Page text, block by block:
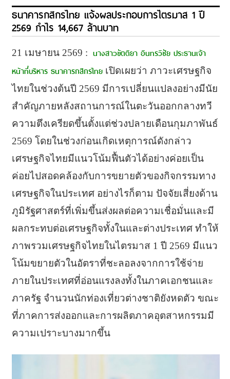
ธนาคารกสิกรไทย แจ้งผลประกอบการไตรมาส 1 ปี
2569 กำไร 14,667 ล้านบาท
21 เมษายน 2569 : นางสาวขัตติยา อินทรวิชัย ประธานเจ้า
หน้าที่บริหาร ธนาคารกสิกรไทยเปิดเผยว่า ภาวะเศรษฐกิจ
ไทยในช่วงต้นปี 2569 มีการเปลี่ยนแปลงอย่างมีนัย
สำคัญภายหลังสถานการณ์ในตะวันออกกลางทวี
ความตึงเครียดขึ้นตั้งแต่ช่วงปลายเดือนกุมภาพันธ์
2569 โดยในช่วงก่อนเกิดเหตุการณ์ดังกล่าว
เศรษฐกิจไทยมีแนวโน้มฟื้นตัวได้อย่างค่อยเป็น
ค่อยไปสอดคล้องกับการขยายตัวของกิจกรรมทาง
เศรษฐกิจในประเทศ อย่างไรก็ตาม ปัจจัยเสี่ยงด้าน
ภูมิรัฐศาสตร์ที่เพิ่มขึ้นส่งผลต่อความเชื่อมั่นและมี
ผลกระทบต่อเศรษฐกิจทั้งในและต่างประเทศ ทำให้
ภาพรวมเศรษฐกิจไทยในไตรมาส 1 ปี 2569 มีแนว
โน้มขยายตัวในอัตราที่ชะลอลงจากการใช้จ่าย
ภายในประเทศที่อ่อนแรงลงทั้งในภาคเอกชนและ
ภาครัฐ จำนวนนักท่องเที่ยวต่างชาติยังหดตัว ขณะ
ที่ภาคการส่งออกและการผลิตภาคอุตสาหกรรมมี
ความเปราะบางมากขึ้น